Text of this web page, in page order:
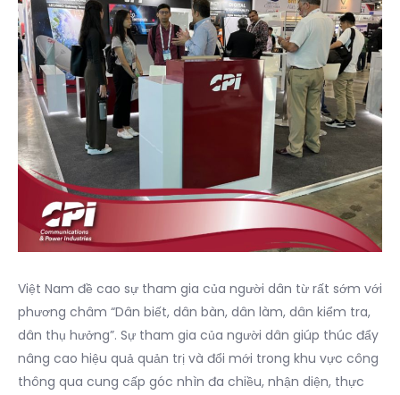
Việt Nam đề cao sự tham gia của người dân từ rất sớm với
phương châm “Dân biết, dân bàn, dân làm, dân kiểm tra,
dân thụ hưởng”. Sự tham gia của người dân giúp thúc đẩy
nâng cao hiệu quả quản trị và đổi mới trong khu vực công
thông qua cung cấp góc nhìn đa chiều, nhận diện, thực